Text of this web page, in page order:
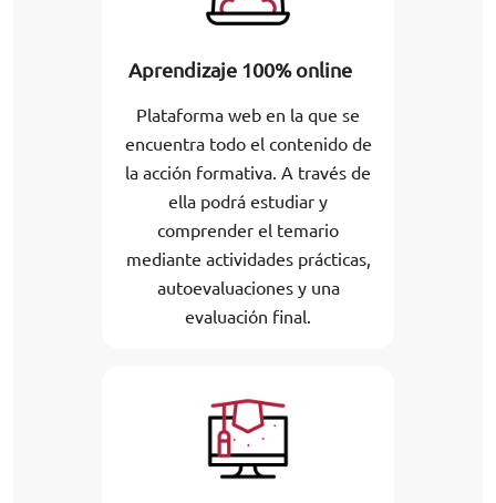
Aprendizaje 100% online
Plataforma web en la que se
encuentra todo el contenido de
la acción formativa. A través de
ella podrá estudiar y
comprender el temario
mediante actividades prácticas,
autoevaluaciones y una
evaluación final.